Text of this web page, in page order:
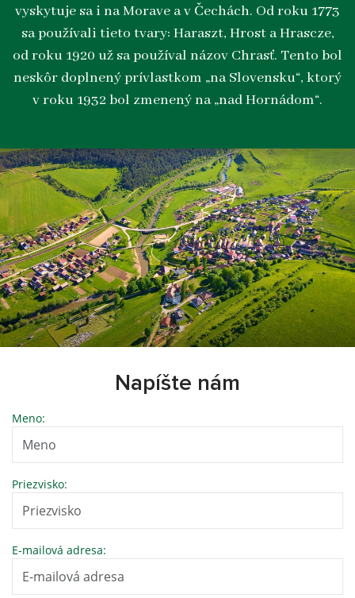
vyskytuje sa i na Morave a v Čechách. Od roku 1773
sa používali tieto tvary: Haraszt, Hrost a Hrascze,
od roku 1920 už sa používal názov Chrasť. Tento bol
neskôr doplnený prívlastkom „na Slovensku“, ktorý
v roku 1932 bol zmenený na „nad Hornádom“.
Napíšte nám
Meno:
Priezvisko:
E-mailová adresa: